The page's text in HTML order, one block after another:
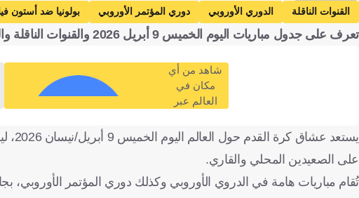
Getty Images
القنوات الناقلة الدوري الأوروبي دوري المؤتمر الأوروبي بولونيا ضد أستون
رايو فاليكانو
أي إي ك أثينا ضمك ضد القادسية ضمك
المملكة العربية السعودية إنجلترا مصر
تعرف على جدول مباريات اليوم الخميس 9 أبريل 2026 والقنوات الناقلة والمعلقين والمباريات العربية
شاهد من أي
مكان في
العالم عبر
على الصعيدين المحلي والقاري.
تُقام مباريات هامة في الدروي الأوروبي وكذلك دوري المؤتمر